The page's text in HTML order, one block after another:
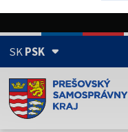
SKPSK
Doména psk.sk je
Toto je oficiálna